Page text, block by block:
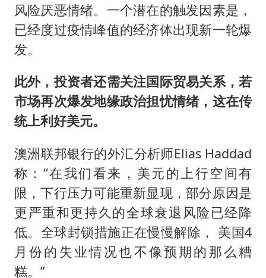
风险厌恶情绪。一个潜在的触发因素是，
已经度过疫情峰值的经济体出现新一轮爆
发。
此外，投资者还需关注国际贸易关系，若
市场再次爆发地缘政治担忧情绪，这在传
统上利好美元。
澳洲联邦银行的外汇分析师Elias Haddad
称：“在我们看来，美元的上行空间有
限，下行压力可能重新显现，部分原因是
更严重和更持久的全球衰退风险已经降
低。全球封锁措施正在慢慢解除， 美国4
月份的失业情况也不像预期的那么糟
糕。”